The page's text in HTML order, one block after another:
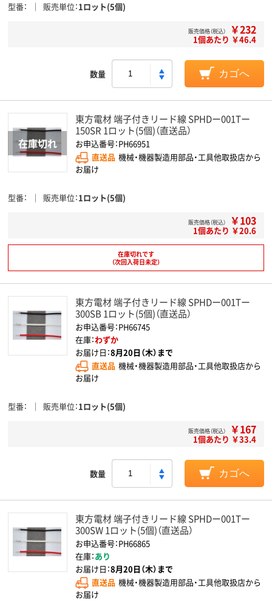
型番 販売単位 1ロット(5個)
販売価格（税込） ￥232
1個あたり ￥46.4
数量 カゴへ
東方電材 端子付きリード線 SPHDー001Tー
150SR 1ロット(5個)（直送品）
お申込番号：PH66951
直送品 機械・機器製造用部品・工具他取扱店から
お届け
型番 販売単位 1ロット(5個)
販売価格（税込） ￥103
1個あたり ￥20.6
在庫切れです
（次回入荷日未定）
東方電材 端子付きリード線 SPHDー001Tー
300SB 1ロット(5個)（直送品）
お申込番号：PH66745
在庫：わずか
お届け日：8月20日（木）まで
直送品 機械・機器製造用部品・工具他取扱店から
お届け
型番 販売単位 1ロット(5個)
販売価格（税込） ￥167
1個あたり ￥33.4
数量 カゴへ
東方電材 端子付きリード線 SPHDー001Tー
300SW 1ロット(5個)（直送品）
お申込番号：PH66865
在庫：あり
お届け日：8月20日（木）まで
直送品 機械・機器製造用部品・工具他取扱店から
お届け